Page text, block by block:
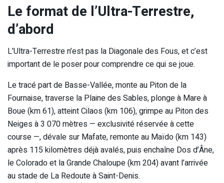
Le format de l’Ultra-Terrestre,
d’abord
L’Ultra-Terrestre n’est pas la Diagonale des Fous, et c’est
important de le poser pour comprendre ce qui se joue.
Le tracé part de Basse-Vallée, monte au Piton de la
Fournaise, traverse la Plaine des Sables, plonge à Mare à
Boue (km 61), atteint Cilaos (km 106), grimpe au Piton des
Neiges à 3 070 mètres — exclusivité réservée à cette
course —, dévale sur Mafate, remonte au Maïdo (km 143)
après 115 kilomètres déjà avalés, puis enchaîne Dos d’Âne,
le Colorado et la Grande Chaloupe (km 204) avant l’arrivée
au stade de La Redoute à Saint-Denis.